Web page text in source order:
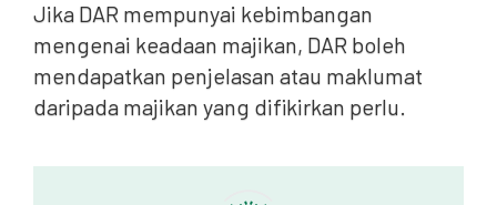
Jika DAR mempunyai kebimbangan
mengenai keadaan majikan, DAR boleh
mendapatkan penjelasan atau maklumat
daripada majikan yang difikirkan perlu.